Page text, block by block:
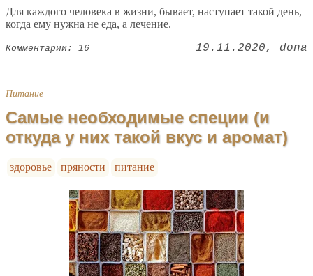
Для каждого человека в жизни, бывает, наступает такой день,
когда ему нужна не еда, а лечение.
Комментарии: 16 19.11.2020 dona
Питание
Самые необходимые специи (и
откуда у них такой вкус и аромат)
здоровье пряности питание